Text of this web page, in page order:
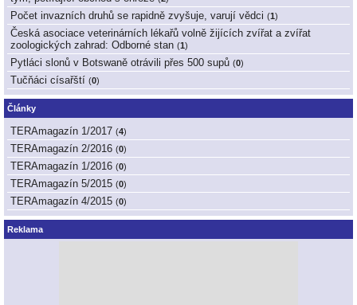
Počet invazních druhů se rapidně zvyšuje, varují vědci (1 )
Česká asociace veterinárních lékařů volně žijících zvířat a zvířat
zoologických zahrad: Odborné stan (1 )
Pytláci slonů v Botswaně otrávili přes 500 supů (0)
Tučňáci císařští (0)
Články
TERAmagazín 1/2017 (4)
TERAmagazín 2/2016 (0)
TERAmagazín 1/2016 (0)
TERAmagazín 5/2015 (0)
TERAmagazín 4/2015 (0)
Reklama